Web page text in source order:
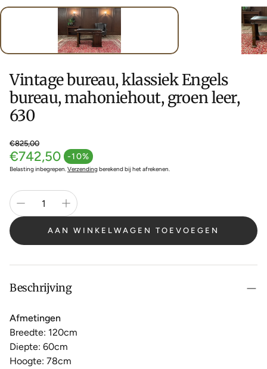
Vintage bureau, klassiek Engels
bureau, mahoniehout, groen leer,
630
€742,50 -10%
Aanbiedingsprijs
Normale prijs
€825,00
Belasting inbegrepen.Verzendingberekend bij het afrekenen.
AAN WINKELWAGEN TOEVOEGEN
Beschrijving
Afmetingen
Breedte: 120cm
Diepte: 60cm
Hoogte: 78cm